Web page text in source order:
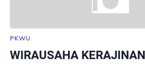
PKWU
WIRAUSAHA